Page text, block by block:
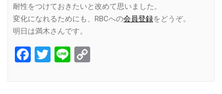
耐性をつけておきたいと改めて思いました。
変化になれるためにも、RBCへの会員登録をどうぞ。
明日は満木さんです。
Facebook
Twitter
Line